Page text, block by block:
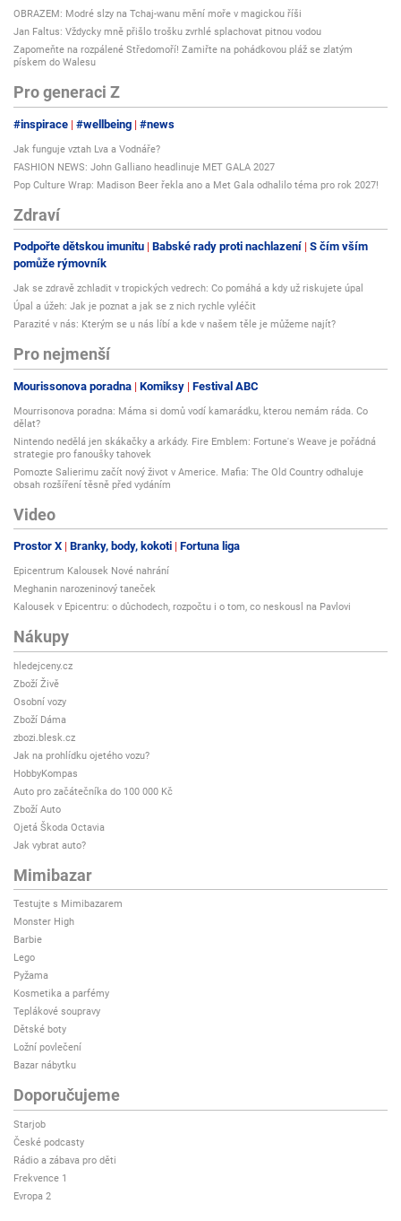
OBRAZEM: Modré slzy na Tchaj-wanu mění moře v magickou říši
Jan Faltus: Vždycky mně přišlo trošku zvrhlé splachovat pitnou vodou
Zapomeňte na rozpálené Středomoří! Zamiřte na pohádkovou pláž se zlatým
pískem do Walesu
Pro generaci Z
#inspirace #wellbeing #news
Jak funguje vztah Lva a Vodnáře?
FASHION NEWS: John Galliano headlinuje MET GALA 2027
Pop Culture Wrap: Madison Beer řekla ano a Met Gala odhalilo téma pro rok 2027!
Zdraví
Podpořte dětskou imunitu Babské rady proti nachlazení S čím vším
pomůže rýmovník
Jak se zdravě zchladit v tropických vedrech: Co pomáhá a kdy už riskujete úpal
Úpal a úžeh: Jak je poznat a jak se z nich rychle vyléčit
Parazité v nás: Kterým se u nás líbí a kde v našem těle je můžeme najít?
Pro nejmenší
Mourissonova poradna Komiksy Festival ABC
Mourrisonova poradna: Máma si domů vodí kamarádku, kterou nemám ráda. Co
dělat?
Nintendo nedělá jen skákačky a arkády. Fire Emblem: Fortune's Weave je pořádná
strategie pro fanoušky tahovek
Pomozte Salierimu začít nový život v Americe. Mafia: The Old Country odhaluje
obsah rozšíření těsně před vydáním
Video
Prostor X Branky, body, kokoti Fortuna liga
Epicentrum Kalousek Nové nahrání
Meghanin narozeninový taneček
Kalousek v Epicentru: o důchodech, rozpočtu i o tom, co neskousl na Pavlovi
Nákupy
hledejceny.cz
Zboží Živě
Osobní vozy
Zboží Dáma
zbozi.blesk.cz
Jak na prohlídku ojetého vozu?
HobbyKompas
Auto pro začátečníka do 100 000 Kč
Zboží Auto
Ojetá Škoda Octavia
Jak vybrat auto?
Mimibazar
Testujte s Mimibazarem
Monster High
Barbie
Lego
Pyžama
Kosmetika a parfémy
Teplákové soupravy
Dětské boty
Ložní povlečení
Bazar nábytku
Doporučujeme
Starjob
České podcasty
Rádio a zábava pro děti
Frekvence 1
Evropa 2